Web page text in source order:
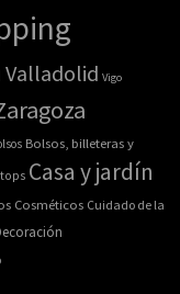
Valladolid Vigo
Bolsos, billeteras y
tops Casa y jardín
Cosméticos Cuidado de la